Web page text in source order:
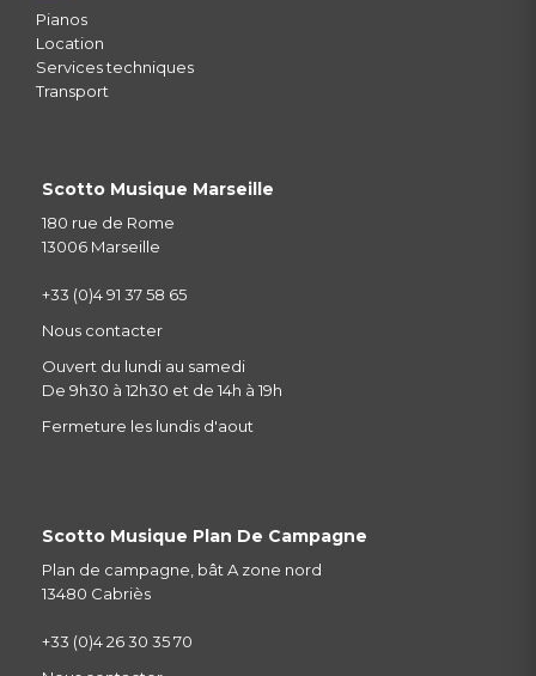
Pianos
Location
Services techniques
Transport
Scotto Musique Marseille
180 rue de Rome
13006 Marseille
+33 (0)4 91 37 58 65
Nous contacter
Ouvert du lundi au samedi
De 9h30 à 12h30 et de 14h à 19h
Fermeture les lundis d'aout
Scotto Musique Plan De Campagne
Plan de campagne, bât A zone nord
13480 Cabriès
+33 (0)4 26 30 35 70